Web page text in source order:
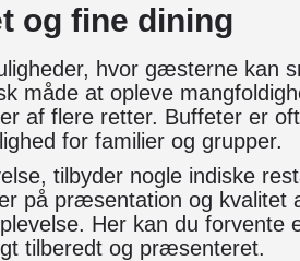
og fine dining
hvor gæsterne kan
måde at opleve
af flere retter. Buffeter er
for familier og grupper.
tilbyder nogle indiske
på præsentation og kvalitet
Her kan du forvente
tilberedt og præsenteret.